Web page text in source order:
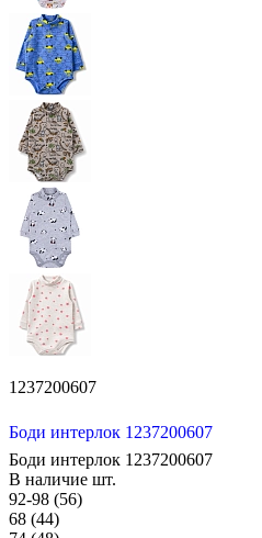
1237200607
Боди интерлок 1237200607
Боди интерлок 1237200607
В наличие шт.
92-98 (56)
68 (44)